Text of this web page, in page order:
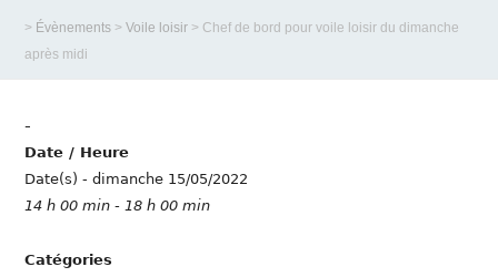
> Évènements >Voile loisir > Chef de bord pour voile loisir du dimanche
après midi
-
Date / Heure
Date(s) - dimanche 15/05/2022
14 h 00 min - 18 h 00 min
Catégories